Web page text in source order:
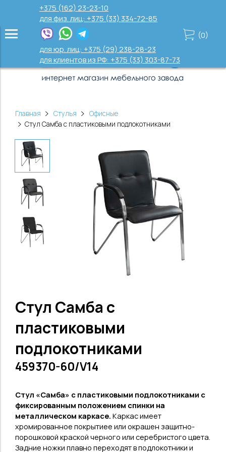
+375 (162) 23-23-10
для физ. лиц: +375 (33) 334-72-85
для юр. лиц: +375 (29) 238-28-23
для клиентов из РФ: +375 (33) 303-87-73
(0)
Главная Стулья
Офисные
Стул Самба с пластиковыми подлокотниками
Стул Самба с
пластиковыми
подлокотниками
459370-60/V14
Стул «Самба» с пластиковыми подлокотниками с
фиксированным положением спинки на
металлическом каркасе. Каркас имеет
хромированное покрытиее или окрашен защитно-
порошковой краской черного или серебристого цвета.
Задние ножки плавно переходят в подлокотники и